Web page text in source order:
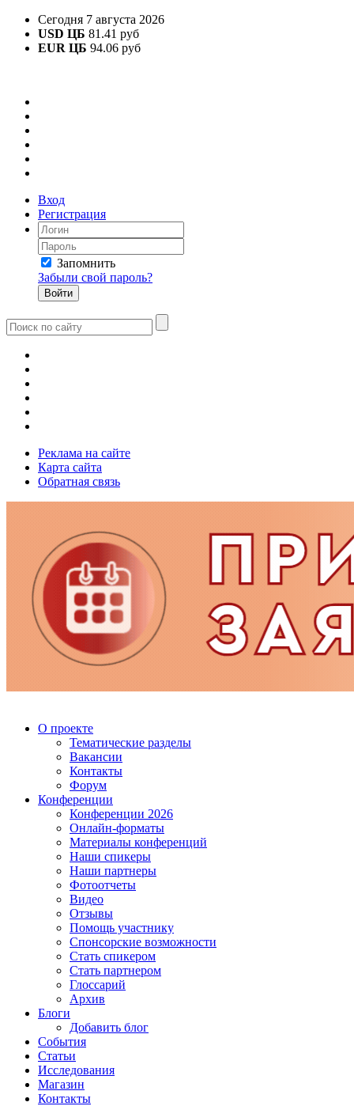
Сегодня 7 августа 2026
USD ЦБ 81.41 руб
EUR ЦБ 94.06 руб
Вход
Регистрация
Запомнить
Забыли свой пароль?
Реклама на сайте
Карта сайта
Обратная связь
О проекте
Тематические разделы
Вакансии
Контакты
Форум
Конференции
Конференции 2026
Онлайн-форматы
Материалы конференций
Наши спикеры
Наши партнеры
Фотоотчеты
Видео
Отзывы
Помощь участнику
Спонсорские возможности
Стать спикером
Стать партнером
Глоссарий
Архив
Блоги
Добавить блог
События
Статьи
Исследования
Магазин
Контакты